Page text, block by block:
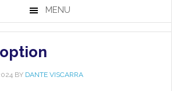
MENU
BY DANTE VISCARRA